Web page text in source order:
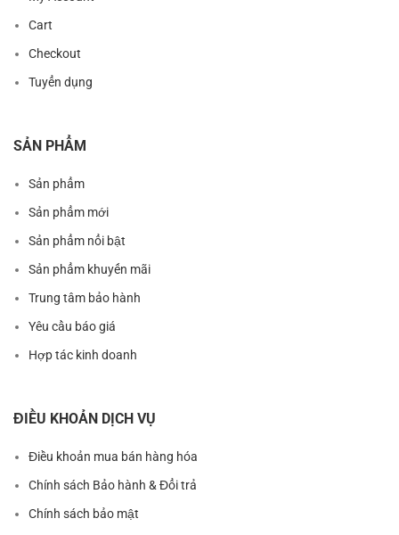
Cart
Checkout
Tuyển dụng
SẢN PHẨM
Sản phẩm
Sản phẩm mới
Sản phẩm nổi bật
Sản phẩm khuyến mãi
Trung tâm bảo hành
Yêu cầu báo giá
Hợp tác kinh doanh
ĐIỀU KHOẢN DỊCH VỤ
Điều khoản mua bán hàng hóa
Chính sách Bảo hành & Đổi trả
Chính sách bảo mật